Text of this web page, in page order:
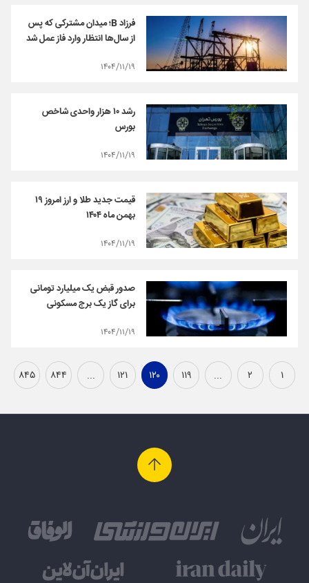
فرزاد B؛ میدان مشترکی که پس
از سال‌ها انتظار وارد فاز عمل شد
۱۴۰۴/۱۱/۱۹
رشد ۱۰ هزار واحدی شاخص
بورس
۱۴۰۴/۱۱/۱۹
قیمت جدید طلا و ارز امروز ۱۹
بهمن ماه ۱۴۰۴
۱۴۰۴/۱۱/۱۹
صدور قبض یک میلیارد تومانی
برای گاز یک برج مسکونی
۱۴۰۴/۱۱/۱۹
۱ ۲ ... ۱۱۹ ۱۲۰ ۱۲۱ ... ۸۴۴ ۸۴۵